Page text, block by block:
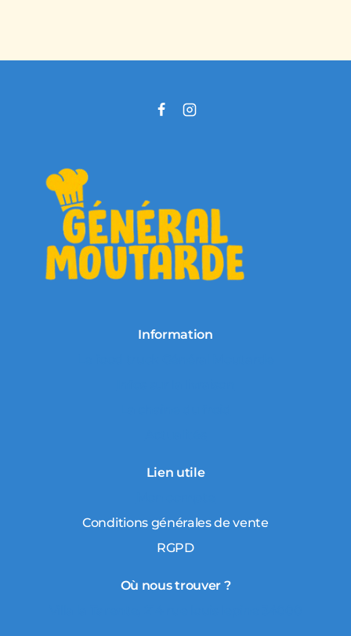
Information
Lien utile
Conditions générales de vente
RGPD
Où nous trouver ?